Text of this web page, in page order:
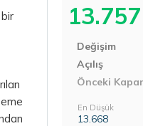
13.757
Değişim
Açılış
Önceki
En Düşük
13.668